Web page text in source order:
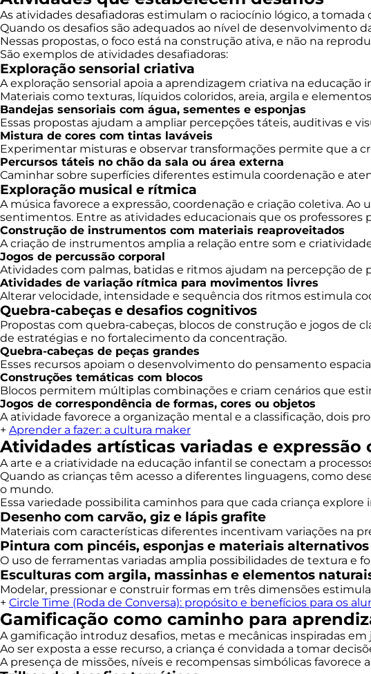
As atividades desafiadoras estimulam o raciocínio lógico, a tomada
Quando os desafios são adequados ao nível de
Nessas propostas, o foco está na construção ativa, e não na
São exemplos de atividades desafiadoras:
Exploração sensorial criativa
A exploração sensorial apoia a aprendizagem criativa na
Materiais como texturas, líquidos coloridos, areia, argila e
Bandejas sensoriais com água, sementes e esponjas
Essas propostas ajudam a ampliar percepções táteis, auditivas e
Mistura de cores com tintas laváveis
Experimentar misturas e observar transformações permite que a
Percursos táteis no chão da sala ou área externa
Caminhar sobre superfícies diferentes estimula coordenação e
Exploração musical e rítmica
A música favorece a expressão, coordenação e criação coletiva.
sentimentos. Entre as atividades educacionais que os professores
Construção de instrumentos com materiais reaproveitados
A criação de instrumentos amplia a relação entre som e
Jogos de percussão corporal
Atividades com palmas, batidas e ritmos ajudam na percepção
Atividades de variação rítmica para movimentos livres
Alterar velocidade, intensidade e sequência dos ritmos estimula
Quebra-cabeças e desafios cognitivos
Propostas com quebra-cabeças, blocos de construção e jogos de
de estratégias e no fortalecimento da concentração.
Quebra-cabeças de peças grandes
Esses recursos apoiam o desenvolvimento do pensamento
Construções temáticas com blocos
Blocos permitem múltiplas combinações e criam cenários que
Jogos de correspondência de formas, cores ou objetos
A atividade favorece a organização mental e a classificação, dois
+ Aprender a fazer: a cultura maker
Atividades artísticas variadas e expressão
A arte e a criatividade na educação infantil se conectam a
Quando as crianças têm acesso a diferentes linguagens, como
o mundo.
Essa variedade possibilita caminhos para que cada criança
Desenho com carvão, giz e lápis grafite
Materiais com características diferentes incentivam variações na
Pintura com pincéis, esponjas e materiais alternativos
O uso de ferramentas variadas amplia possibilidades de textura
Esculturas com argila, massinhas e elementos
Modelar, pressionar e construir formas em três dimensões
+ Circle Time (Roda de Conversa): propósito e benefícios para os
Gamificação como caminho para
A gamificação introduz desafios, metas e mecânicas inspiradas
Ao ser exposta a esse recurso, a criança é convidada a tomar
A presença de missões, níveis e recompensas simbólicas favorece